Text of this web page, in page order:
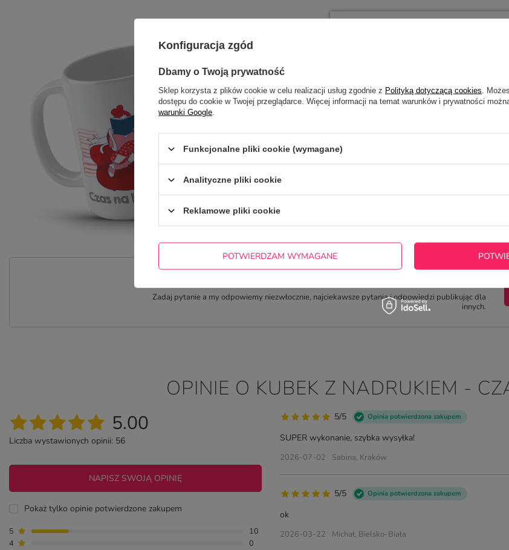
Zadaj pytanie a my odpowiemy niezwłocznie, najciekawsze pytania i odpowiedzi publikując dla
innych.
OPINIE O KUBEK Z NADRUKIEM -
5.00
Liczba wystawionych opinii: 56
NAPISZ SWOJĄ OPINIĘ
Pokaż tylko opinie potwierdzone zakupem
5
10
4
0
5/5 Opinia potwierdzona zakupem
SUPER wykonanie, szybka wysyłka!
2026-07-02 Sabina, Kraków
5/5 Opinia potwierdzona zakupem
ok
2026-03-22 Michał, Bielsko-Biała
Konfiguracja zgód
Dbamy o Twoją prywatność
Sklep korzysta z plików cookie w celu realizacji usług zgodnie z Polityką dotyczącą cookies .
dostępu do cookie w Twojej przeglądarce. Więcej informacji na temat warunków i prywatności
warunki Google
Funkcjonalne pliki cookie (wymagane)
Analityczne pliki cookie
Reklamowe pliki cookie
POTWIERDZAM WYMAGANE